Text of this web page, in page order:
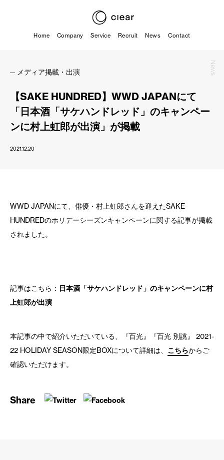
Home Company Service Recruit News Contact
News
メディア掲載・出演
【SAKE HUNDRED】WWD JAPANにて
「日本酒「サケハンドレッド」のキャンペー
ンに村上虹郎が出演」が掲載
2021.12.20
WWD JAPANにて、俳優・村上虹郎さんを迎えたSAKE
HUNDREDのホリデーシーズンキャンペーンに関する記事が掲載
されました。
記事はこちら： 日本酒「サケハンドレッド」のキャンペーンに村
上虹郎が出演
本記事の中で紹介いただいている、『百光』『百光 別誂』 2021-
22 HOLIDAY SEASON限定BOXについて詳細は、 こちらからご
確認いただけます。
Share